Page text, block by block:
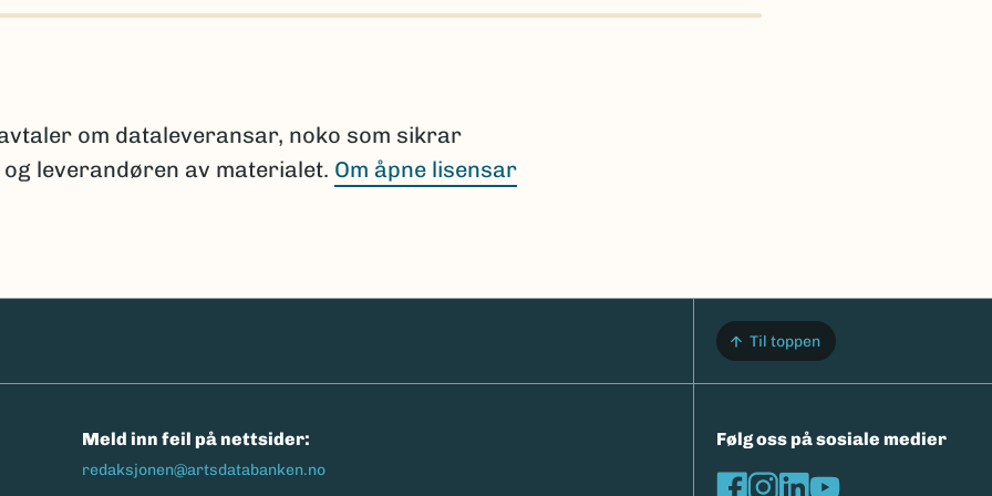
dersom en slik sammenligning ikke er
registrert i Norge.
om dataleveransar, noko som sikrar
leverandøren av materialet. Om åpne lisensar
Til toppen
Meld inn feil på nettsider:
redaksjonen@artsdatabanken.no
Følg oss på sosiale medier